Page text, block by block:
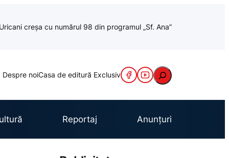
creșa cu numărul 98 din programul „Sf. Ana”
Despre noiCasa de editură Exclusiv Caută
Reportaj Anunțuri